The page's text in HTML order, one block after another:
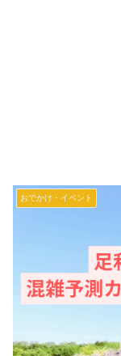
おでかけ・イベント